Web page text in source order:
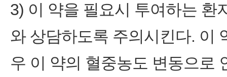
3) 이 약을 필요시 투여하는 환
와 상담하도록 주의시킨다. 이
우 이 약의 혈중농도 변동으로